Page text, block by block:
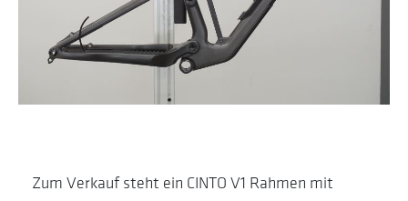
Zum Verkauf steht ein CINTO V1 Rahmen mit